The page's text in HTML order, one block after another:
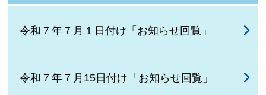
令和７年７月１日付け「お知らせ回覧」
令和７年７月15日付け「お知らせ回覧」